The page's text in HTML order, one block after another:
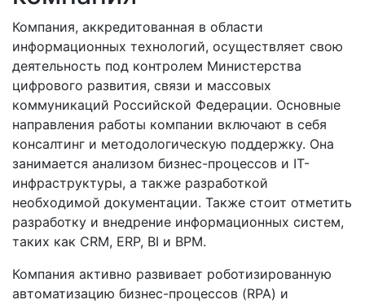
Компания, аккредитованная в области
информационных технологий, осуществляет свою
деятельность под контролем Министерства
цифрового развития, связи и массовых
коммуникаций Российской Федерации. Основные
направления работы компании включают в себя
консалтинг и методологическую поддержку. Она
занимается анализом бизнес-процессов и IT-
инфраструктуры, а также разработкой
необходимой документации. Также стоит отметить
разработку и внедрение информационных систем,
таких как CRM, ERP, BI и BPM.
Компания активно развивает роботизированную
автоматизацию бизнес-процессов (RPA) и